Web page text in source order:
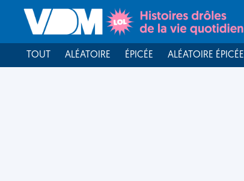
TOUT ALÉATOIRE ÉPICÉE ALÉATOIRE ÉPICÉE